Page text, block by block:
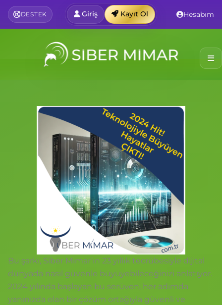
DESTEK Giriş Kayıt Ol Hesabım
Bu şarkı, Siber Mimar’ın 23 yıllık tecrübesiyle dijital
dünyada nasıl güvenle büyüyebileceğinizi anlatıyor.
2024 yılında başlayan bu serüven, her adımda
yanınızda olan bir çözüm ortağıyla güvenli ve